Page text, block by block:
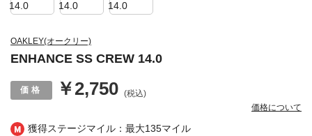
獲得ステージマイル：最大135マイル
OAKLEY(オークリー)
ENHANCE SS CREW 14.0
￥2,750 (税込)
価格について